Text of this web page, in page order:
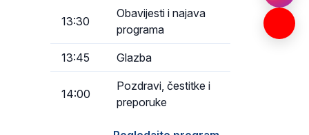
13:30
Obavijesti i najava
programa
13:45 Glazba
14:00
Pozdravi, čestitke i
preporuke